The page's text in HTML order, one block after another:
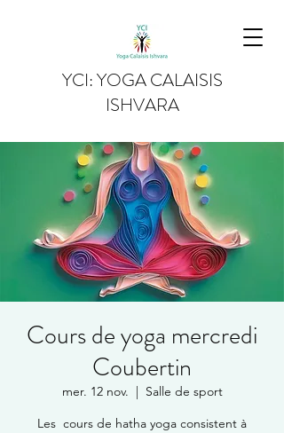
YCI: YOGA CALAISIS
ISHVARA
Cours de yoga mercredi
Coubertin
mer. 12 nov.
  |
Salle de sport
Les cours de hatha yoga consistent à